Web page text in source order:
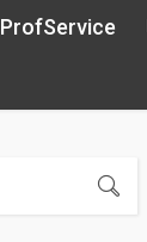
ProfService